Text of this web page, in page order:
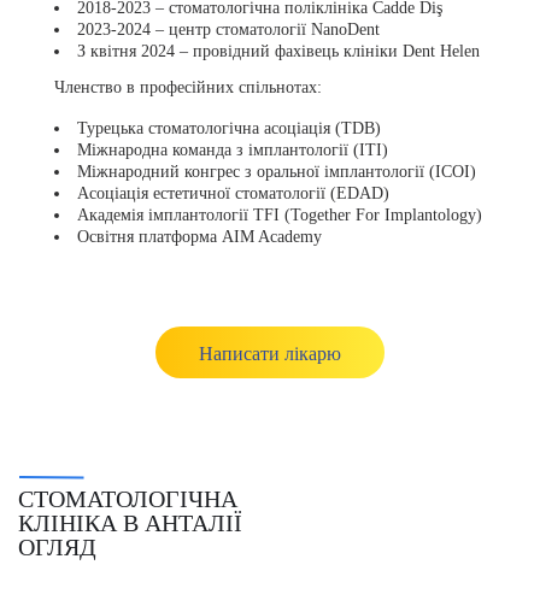
2018-2023 – стоматологічна поліклініка Cadde Diş
2023-2024 – центр стоматології NanoDent
З квітня 2024 – провідний фахівець клініки Dent Helen
Членство в професійних спільнотах:
Турецька стоматологічна асоціація (TDB)
Міжнародна команда з імплантології (ITI)
Міжнародний конгрес з оральної імплантології (ICOI)
Асоціація естетичної стоматології (EDAD)
Академія імплантології TFI (Together For Implantology)
Освітня платформа AIM Academy
Написати лікарю
СТОМАТОЛОГІЧНА
КЛІНІКА В АНТАЛІЇ
ОГЛЯД